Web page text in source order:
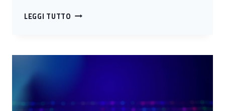
LEGGI TUTTO RISCHIO